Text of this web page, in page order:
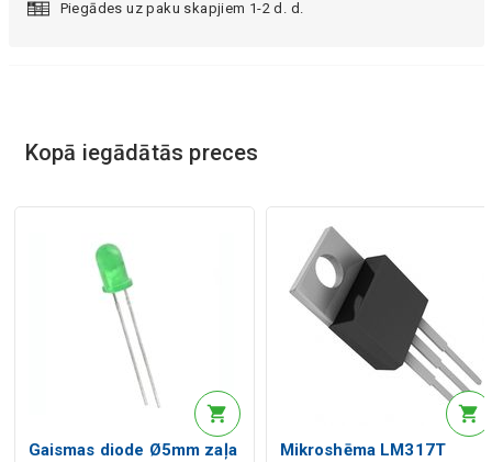
Piegādes uz paku skapjiem 1-2 d. d.
Kopā iegādātās preces
Gaismas diode Ø5mm zaļa
Mikroshēma LM317T